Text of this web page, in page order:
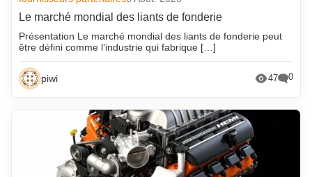
Le marché mondial des liants de fonderie
Présentation Le marché mondial des liants de fonderie peut
être défini comme l’industrie qui fabrique […]
piwi 47 0